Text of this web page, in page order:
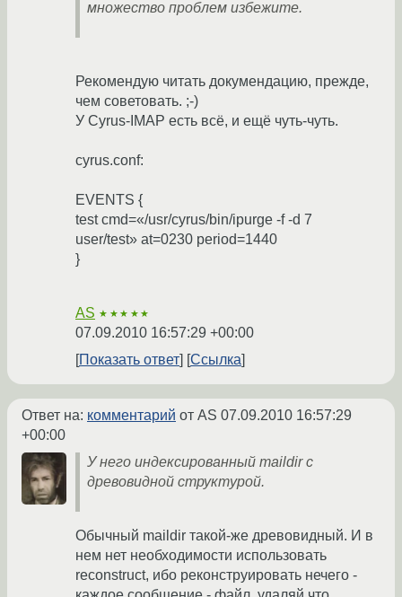
множество проблем избежите.
Рекомендую читать докумендацию, прежде,
чем советовать. ;-)
У Cyrus-IMAP есть всё, и ещё чуть-чуть.
cyrus.conf:
EVENTS {
test cmd=«/usr/cyrus/bin/ipurge -f -d 7
user/test» at=0230 period=1440
}
AS ★★★★★
07.09.2010 16:57:29 +00:00
Показать ответ
Ссылка
Ответ на: комментарий от AS 07.09.2010 16:57:29
+00:00
У него индексированный maildir с
древовидной структурой.
Обычный maildir такой-же древовидный. И в
нем нет необходимости использовать
reconstruct, ибо реконструировать нечего -